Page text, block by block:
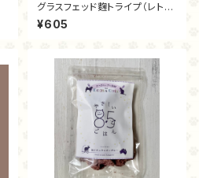
グラスフェッド麴トライプ（レトル
ト70ｇ）
¥605